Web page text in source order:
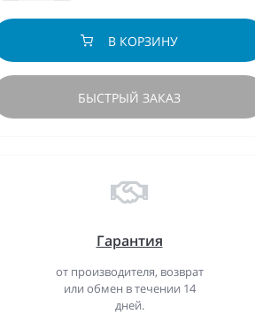
В КОРЗИНУ
БЫСТРЫЙ ЗАКАЗ
Гарантия
от производителя, возврат
или обмен в течении 14
дней.